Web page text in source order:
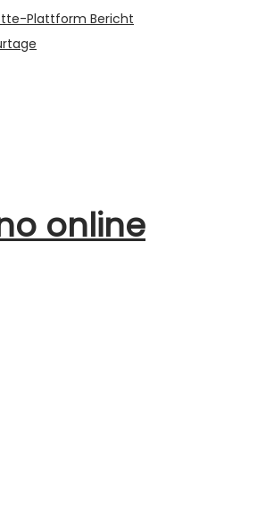
Plattform Bericht
online